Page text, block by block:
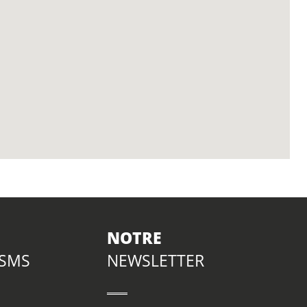
NOTRE
NEWSLETTER